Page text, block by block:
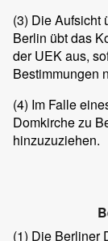
(3) Die Aufsicht
Berlin übt das
der UEK aus,
Bestimmungen
(4) Im Falle
Domkirche zu
hinzuzuziehen.
(1) Die Berliner